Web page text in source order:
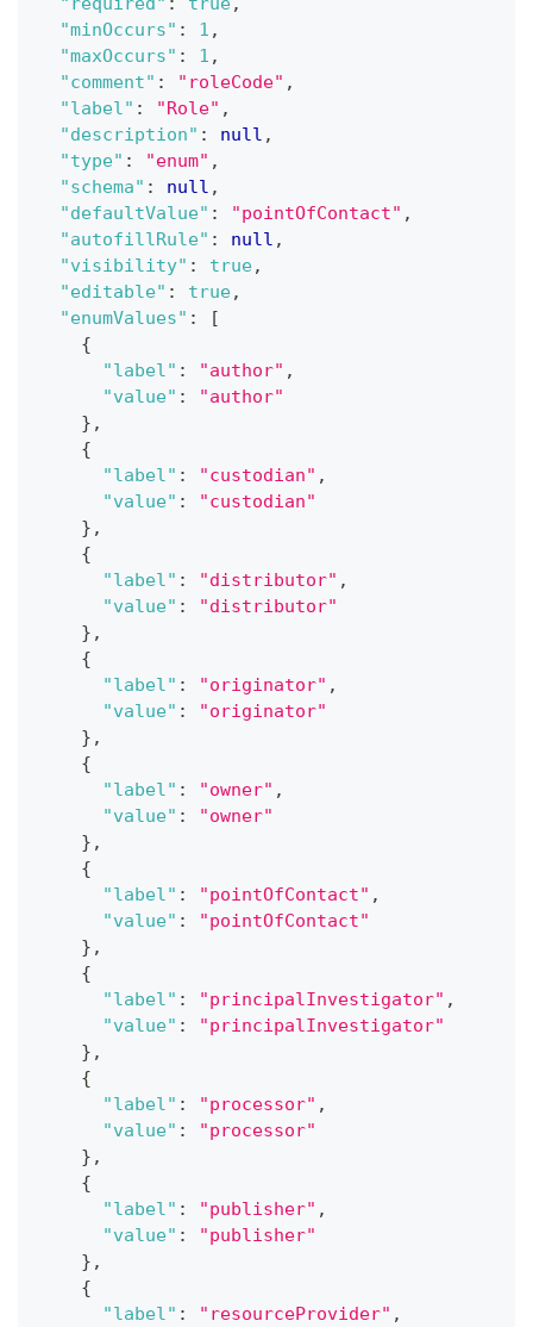
"minOccurs" : 1 ,
"maxOccurs" : 1 ,
"comment" : "roleCode" ,
"label" : "Role" ,
"description" : null ,
"type" : "enum" ,
"schema" : null ,
"defaultValue" : "pointOfContact" ,
"autofillRule" : null ,
"visibility" : true,
"editable" : true,
"enumValues" :
[
{
"label" : "author" ,
"value" :
"author"
} ,
{
"label" : "custodian" ,
"value" :
"custodian"
} ,
{
"label" : "distributor" ,
"value" :
"distributor"
} ,
{
"label" : "originator" ,
"value" :
"originator"
} ,
{
"label" : "owner" ,
"value" :
"owner"
} ,
{
"label" : "pointOfContact" ,
"value" :
"pointOfContact"
} ,
{
"label" : "principalInvestigator" ,
"value" :
"principalInvestigator"
} ,
{
"label" : "processor" ,
"value" :
"processor"
} ,
{
"label" : "publisher" ,
"value" :
"publisher"
} ,
{
"label" : "resourceProvider" ,